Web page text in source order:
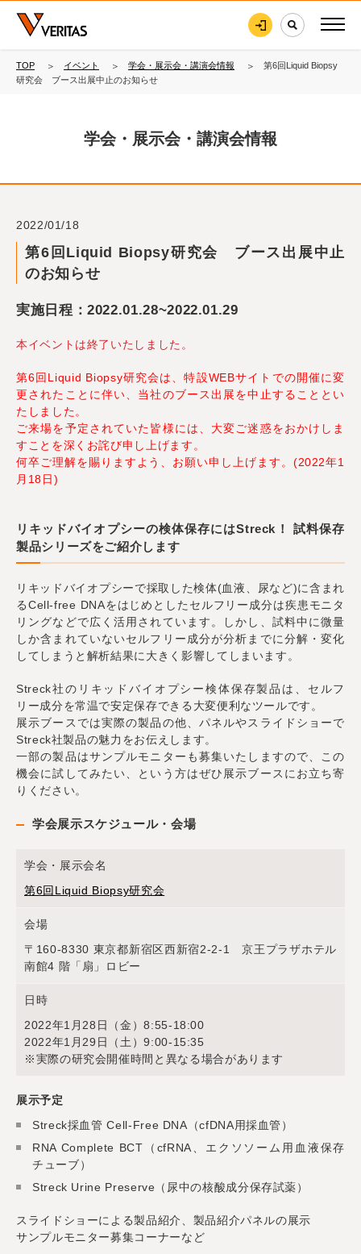
TOP イベント 学会・展示会・講演会情報
第6回Liquid Biopsy
研究会 ブース出展中止のお知らせ
学会・展示会・講演会情報
2022/01/18
第6回Liquid Biopsy研究会 ブース出展中止
のお知らせ
実施日程：2022.01.28~2022.01.29
本イベントは終了いたしました。
第6回Liquid Biopsy研究会は、特設WEBサイトでの開催に変
更されたことに伴い、当社のブース出展を中止することとい
たしました。
ご来場を予定されていた皆様には、大変ご迷惑をおかけしま
すことを深くお詫び申し上げます。
何卒ご理解を賜りますよう、お願い申し上げます。(2022年1
月18日)
リキッドバイオプシーの検体保存にはStreck！ 試料保存
製品シリーズをご紹介します
リキッドバイオプシーで採取した検体(血液、尿など)に含まれ
るCell-free DNAをはじめとしたセルフリー成分は疾患モニタ
リングなどで広く活用されています。しかし、試料中に微量
しか含まれていないセルフリー成分が分析までに分解・変化
してしまうと解析結果に大きく影響してしまいます。
Streck社のリキッドバイオプシー検体保存製品は、セルフ
リー成分を常温で安定保存できる大変便利なツールです。
展示ブースでは実際の製品の他、パネルやスライドショーで
Streck社製品の魅力をお伝えします。
一部の製品はサンプルモニターも募集いたしますので、この
機会に試してみたい、という方はぜひ展示ブースにお立ち寄
りください。
学会展示スケジュール・会場
学会・展示会名
第6回Liquid Biopsy研究会
会場
〒160-8330 東京都新宿区西新宿2-2-1 京王プラザホテル
南館4 階「扇」ロビー
日時
2022年1月28日（金）8:55-18:00
2022年1月29日（土）9:00-15:35
※実際の研究会開催時間と異なる場合があります
展示予定
Streck採血管 Cell-Free DNA（cfDNA用採血管）
RNA Complete BCT（cfRNA、エクソソーム用血液保存
チューブ）
Streck Urine Preserve（尿中の核酸成分保存試薬）
スライドショーによる製品紹介、製品紹介パネルの展示
サンプルモニター募集コーナーなど